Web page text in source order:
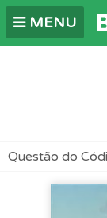
MENU
Questão do